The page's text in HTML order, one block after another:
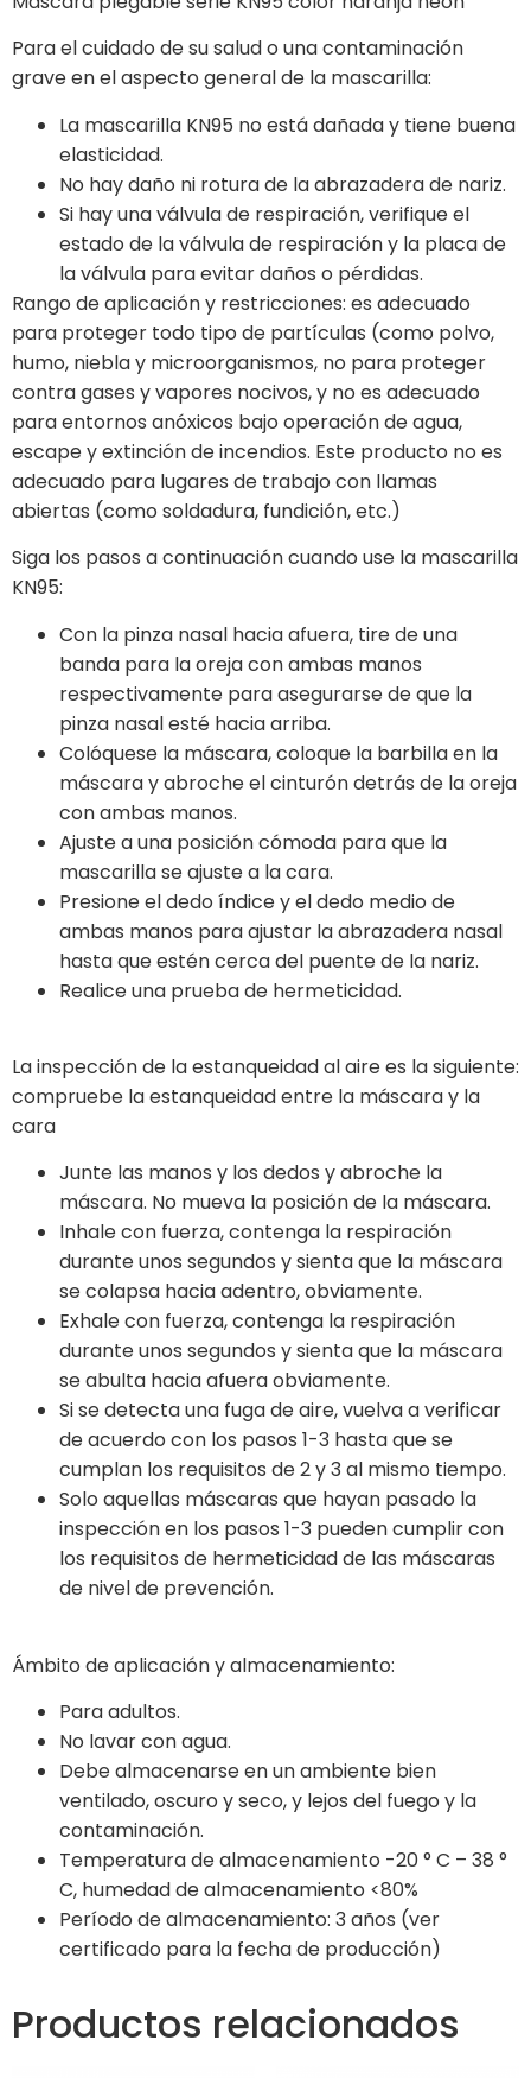
Para el cuidado de su salud o una contaminación
grave en el aspecto general de la mascarilla:
La mascarilla KN95 no está dañada y tiene buena
elasticidad.
No hay daño ni rotura de la abrazadera de nariz.
Si hay una válvula de respiración, verifique el
estado de la válvula de respiración y la placa de
la válvula para evitar daños o pérdidas.
Rango de aplicación y restricciones: es adecuado
para proteger todo tipo de partículas (como polvo,
humo, niebla y microorganismos, no para proteger
contra gases y vapores nocivos, y no es adecuado
para entornos anóxicos bajo operación de agua,
escape y extinción de incendios. Este producto no es
adecuado para lugares de trabajo con llamas
abiertas (como soldadura, fundición, etc.)
Siga los pasos a continuación cuando use la mascarilla
KN95:
Con la pinza nasal hacia afuera, tire de una
banda para la oreja con ambas manos
respectivamente para asegurarse de que la
pinza nasal esté hacia arriba.
Colóquese la máscara, coloque la barbilla en la
máscara y abroche el cinturón detrás de la oreja
con ambas manos.
Ajuste a una posición cómoda para que la
mascarilla se ajuste a la cara.
Presione el dedo índice y el dedo medio de
ambas manos para ajustar la abrazadera nasal
hasta que estén cerca del puente de la nariz.
Realice una prueba de hermeticidad.
La inspección de la estanqueidad al aire es la siguiente:
compruebe la estanqueidad entre la máscara y la
cara
Junte las manos y los dedos y abroche la
máscara. No mueva la posición de la máscara.
Inhale con fuerza, contenga la respiración
durante unos segundos y sienta que la máscara
se colapsa hacia adentro, obviamente.
Exhale con fuerza, contenga la respiración
durante unos segundos y sienta que la máscara
se abulta hacia afuera obviamente.
Si se detecta una fuga de aire, vuelva a verificar
de acuerdo con los pasos 1-3 hasta que se
cumplan los requisitos de 2 y 3 al mismo tiempo.
Solo aquellas máscaras que hayan pasado la
inspección en los pasos 1-3 pueden cumplir con
los requisitos de hermeticidad de las máscaras
de nivel de prevención.
Ámbito de aplicación y almacenamiento:
Para adultos.
No lavar con agua.
Debe almacenarse en un ambiente bien
ventilado, oscuro y seco, y lejos del fuego y la
contaminación.
Temperatura de almacenamiento -20 ° C – 38 °
C, humedad de almacenamiento <80%
Período de almacenamiento: 3 años (ver
certificado para la fecha de producción)
Productos relacionados